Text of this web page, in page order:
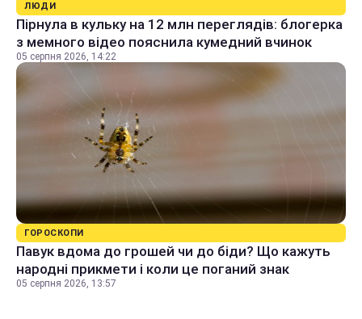
ЛЮДИ
Пірнула в кульку на 12 млн переглядів: блогерка
з мемного відео пояснила кумедний вчинок
05 серпня 2026, 14:22
ГОРОСКОПИ
Павук вдома до грошей чи до біди? Що кажуть
народні прикмети і коли це поганий знак
05 серпня 2026, 13:57